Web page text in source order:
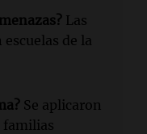
Las
de la
Se aplicaron
familias